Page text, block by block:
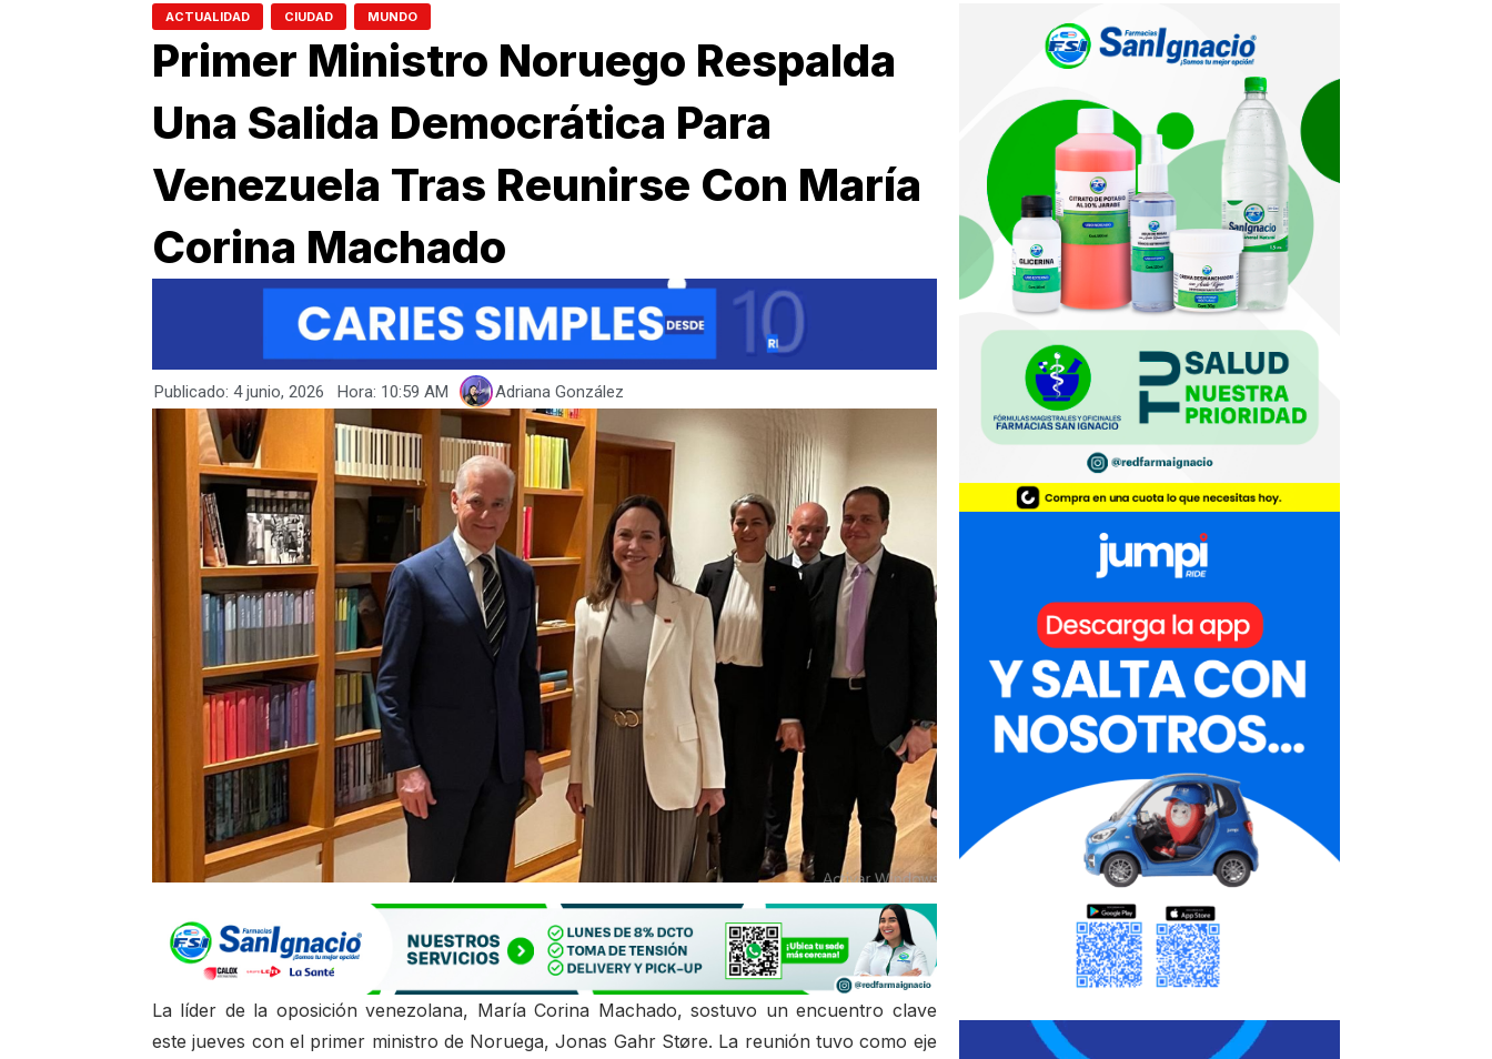
ACTUALIDAD CIUDAD MUNDO
Primer Ministro Noruego Respalda
Una Salida Democrática Para
Venezuela Tras Reunirse Con María
Corina Machado
Publicado: 4 junio, 2026 Hora: 10:59 AM Adriana González
La líder de la oposición venezolana, María Corina Machado, sostuvo un encuentro clave
este jueves con el primer ministro de Noruega, Jonas Gahr Støre. La reunión tuvo como eje